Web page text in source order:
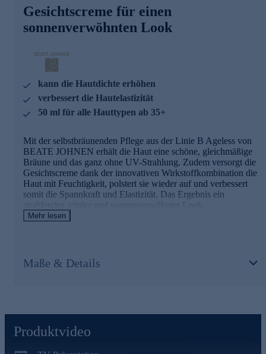
wird von der Zelle aufgenommen. Die volle Wirkung des
Komplexes kann sich so direkt in der Zelle entfalten und hat
folgende Effekte:
- Die Elastinsynthese der Haut wird gesteigert.
- Die Kollagensynthese wird verdoppelt.
- Reduktion von tiefen Falten und Mimikfalten.
- Intensivaufbau der Haut und der Zelle durch Aufnahme der
wichtigsten B-Vitamine (B7, B9, B12).
lindern.
Mit dem Wirkstoff Densorphin™
Densorphin™ ist ein 100 % natürlicher Wirkstoff aus einem
konzentrierten Extrakt aus Mönchspfefferbeeren. Er
stimuliert die Aktivität von ß-Endorphin, des körpereigenen
Glücksmoleküls und DHEA. Es erhöht signifikant die
Effekt. Die DHEA-Biosynthese wird stimuliert und die
Gesichtscreme für einen
sonnenverwöhnten Look
kann die Hautdichte erhöhen
verbessert die Hautelastizität
50 ml für alle Hauttypen ab 35+
Mit der selbstbräunenden Pflege aus der Linie B Ageless von
BEATE JOHNEN erhält die Haut eine schöne, gleichmäßige
Bräune und das ganz ohne UV-Strahlung. Zudem versorgt die
Gesichtscreme dank der innovativen Wirkstoffkombination die
Haut mit Feuchtigkeit, polstert sie wieder auf und verbessert
somit die Spannkraft und Elastizität. Das Ergebnis ein
strahlender, vitaler und sonnenverwöhnter Look.
zielgerichtet alternde Hautzellen, bindet sich an diese und wird
- Die Elastinsynthese der Haut wird gesteigert.
- Die Kollagensynthese wird verdoppelt.
- Reduktion von tiefen Falten und Mimikfalten.
Mehr lesen
Maße & Details
Produktvideo